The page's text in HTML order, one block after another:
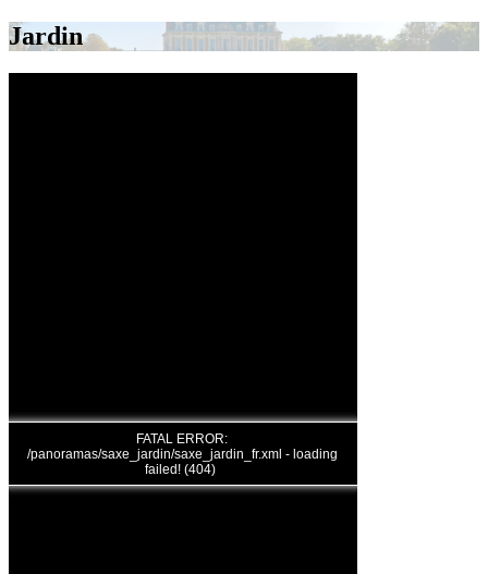
Jardin
FATAL ERROR:
/panoramas/saxe_jardin/saxe_jardin_fr.xml - loading
failed! (404)